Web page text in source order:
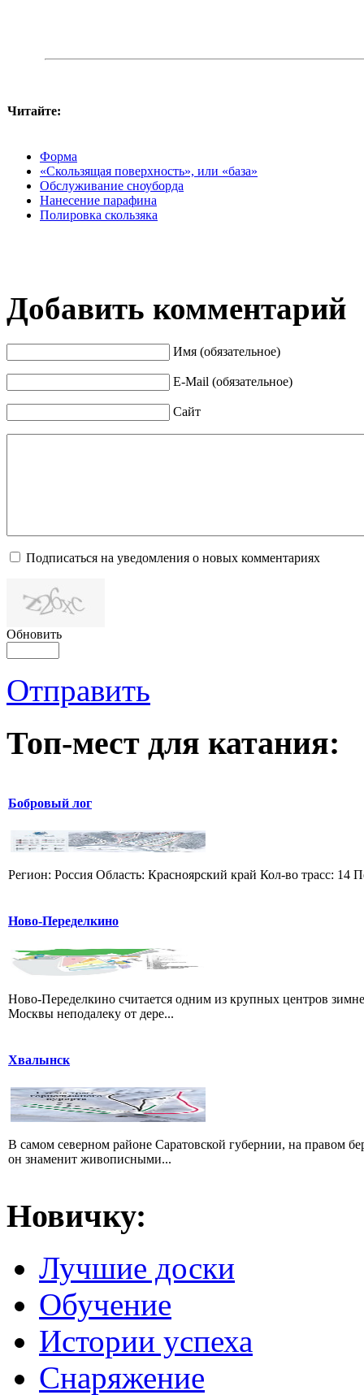
Читайте:
Форма
«Скользящая поверхность», или «база»
Обслуживание сноуборда
Нанесение парафина
Полировка скользяка
Добавить комментарий
Имя (обязательное)
E-Mail (обязательное)
Сайт
Подписаться на уведомления о новых комментариях
Обновить
Отправить
Топ-мест для катания:
Бобровый лог
Регион: Россия Область: Красноярский край Кол-во трасс:
Ново-Переделкино
Ново-Переделкино считается одним из крупных центров
Москвы неподалеку от дере...
Хвалынск
В самом северном районе Саратовской губернии, на правом
он знаменит живописными...
Новичку:
Лучшие доски
Обучение
Истории успеха
Снаряжение